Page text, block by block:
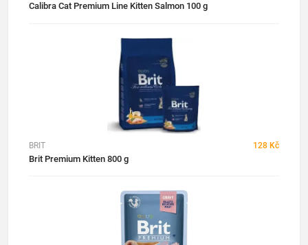
Calibra Cat Premium Line Kitten Salmon 100 g
BRIT 128 Kč
Brit Premium Kitten 800 g